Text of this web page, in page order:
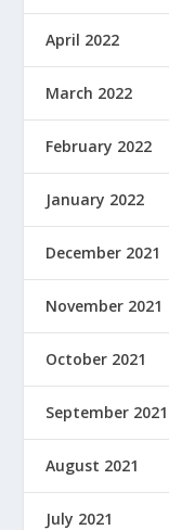
April 2022
March 2022
February 2022
January 2022
December 2021
November 2021
October 2021
September 2021
August 2021
July 2021